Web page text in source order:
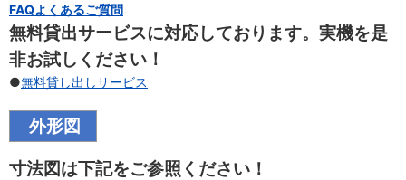
FAQよくあるご質問
無料貸出サービスに対応しております。実機を是
非お試しください！
●無料貸し出しサービス
外形図
寸法図は下記をご参照ください！